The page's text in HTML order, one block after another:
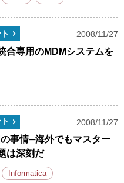
2008/11/27
合専用のMDMシステムを
2008/11/27
事情─海外でもマスター
は深刻だ
Informatica